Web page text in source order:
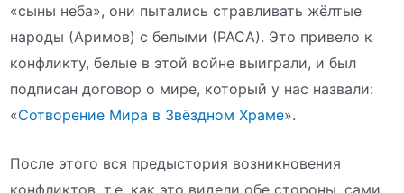
«сыны неба», они пытались стравливать жёлтые
народы (Аримов) с белыми (РАСА). Это привело к
конфликту, белые в этой войне выиграли, и был
подписан договор о мире, который у нас назвали:
«Сотворение Мира в Звёздном Храме».
После этого вся предыстория возникновения